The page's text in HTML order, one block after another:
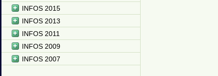
INFOS 2015
INFOS 2013
INFOS 2011
INFOS 2009
INFOS 2007